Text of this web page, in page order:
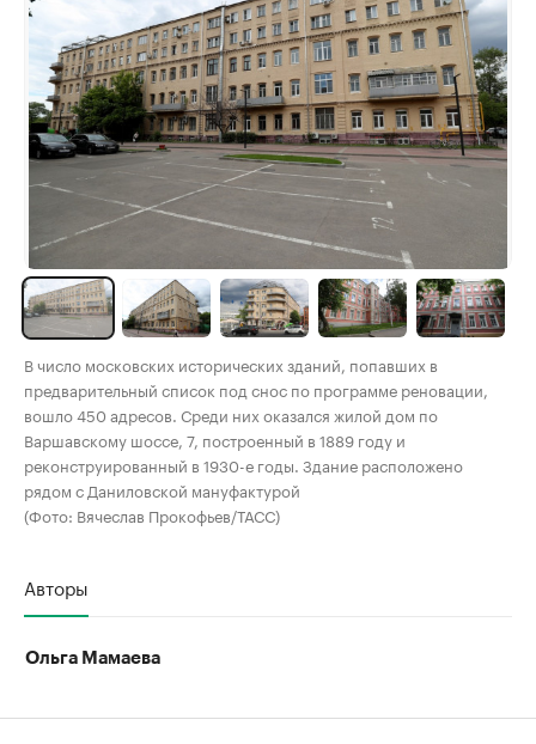
В число московских исторических зданий, попавших в
предварительный список под снос по программе реновации,
вошло 450 адресов. Среди них оказался жилой дом по
Варшавскому шоссе, 7, построенный в 1889 году и
реконструированный в 1930-е годы. Здание расположено
рядом с Даниловской мануфактурой
(Фото: Вячеслав Прокофьев/ТАСС)
Авторы
Ольга Мамаева